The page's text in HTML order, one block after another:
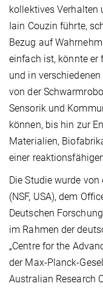
kollektives Verhalten
Iain Couzin führte,
Bezug auf
einfach ist, könnte er
und in
von der
Sensorik und
können, bis hin zur
Materialien,
einer
Die Studie wurde
(NSF, USA), dem
Deutschen
im Rahmen der
„Centre for the
der Max-Planck-
Australian Research